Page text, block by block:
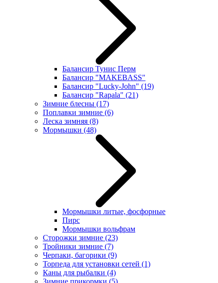
Балансир Тунис Перм
Балансир "MAKEBASS"
Балансир "Lucky-John" (19)
Балансир "Rapala" (21)
Зимние блесны (17)
Поплавки зимние (6)
Леска зимняя (8)
Мормышки (48)
Мормышки литые, фосфорные
Пирс
Мормышки вольфрам
Сторожки зимние (23)
Тройники зимние (7)
Черпаки, багорики (9)
Торпеда для установки сетей (1)
Каны для рыбалки (4)
Зимние прикормки (5)